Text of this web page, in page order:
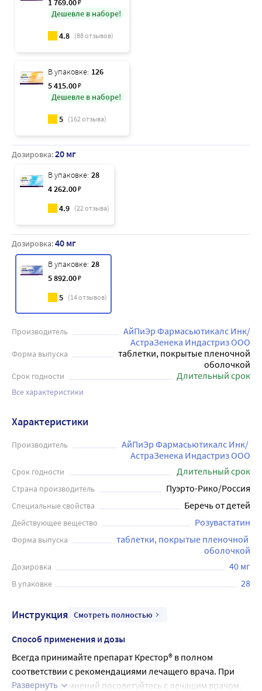
1 769.00₽
Дешевле в наборе!
4.8 (88отзывов)
В упаковке: 126
5 415.00₽
Дешевле в наборе!
5 (162отзыва)
Дозировка:20 мг
В упаковке: 28
4 262.00₽
4.9 (22отзыва)
Дозировка:40 мг
В упаковке: 28
5 892.00₽
5 (14отзывов)
Производитель
АйПиЭр Фармасьютикалс Инк/
АстраЗенека Индастриз ООО
Форма выпуска
таблетки, покрытые пленочной
оболочкой
Срок годности Длительный срок
Все характеристики
Характеристики
Производитель
АйПиЭр Фармасьютикалс Инк/
АстраЗенека Индастриз ООО
Срок годности Длительный срок
Страна производитель Пуэрто-Рико/Россия
Специальные свойства Беречь от детей
Действующее вещество Розувастатин
Форма выпуска
таблетки, покрытые пленочной
оболочкой
Дозировка 40 мг
В упаковке 28
Инструкция Смотреть полностью
Способ применения и дозы
Всегда принимайте препарат Крестор® в полном
соответствии с рекомендациями лечащего врача. При
появлении сомнений посоветуйтесь с лечащим врачом.
Развернуть